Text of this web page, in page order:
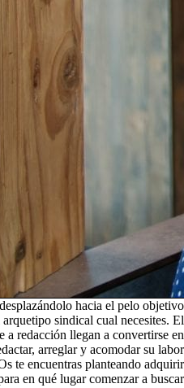
hacia el pelo objetivo
sindical cual necesites. El
a redacción llegan a convertirse en
arreglar y acomodar su labor
te encuentras planteando adquirir
en qué lugar comenzar a buscar